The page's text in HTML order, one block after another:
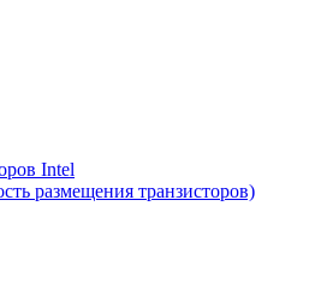
Intel
размещения транзисторов)